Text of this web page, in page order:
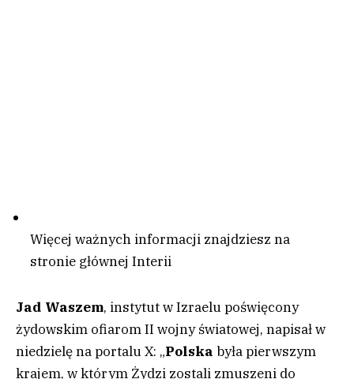
Więcej ważnych informacji znajdziesz na
stronie głównej Interii
Jad Waszem, instytut w Izraelu poświęcony
żydowskim ofiarom II wojny światowej, napisał w
niedzielę na portalu X: „Polska była pierwszym
krajem, w którym Żydzi zostali zmuszeni do